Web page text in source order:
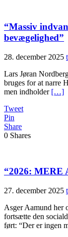
“Massiv
bevægelighed”
28. december 2025
Lars Jøran
bruges for at narre
men indholder […]
Tweet
Pin
Share
0 Shares
“2026: MERE
27. december 2025
Asger Aamund her
fortsætte den
ført: “Der er ingen